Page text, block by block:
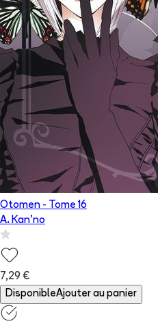
Otomen - Tome 16
A. Kan'no
7,29 €
DisponibleAjouter au panier